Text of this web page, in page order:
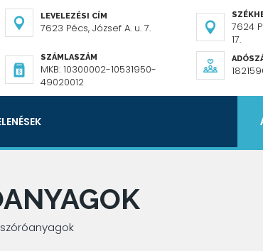
LEVELEZÉSI CÍM
7623 Pécs, József A. u. 7.
7624
17.
SZÁMLASZÁM
MKB: 10300002-10531950-
49020012